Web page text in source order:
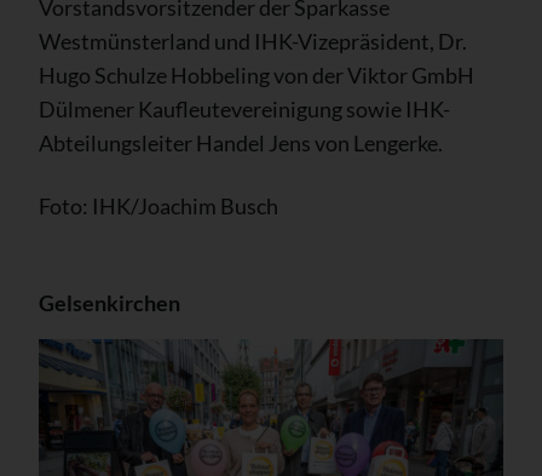
Vorstandsvorsitzender der Sparkasse
Westmünsterland und IHK-Vizepräsident, Dr.
Hugo Schulze Hobbeling von der Viktor GmbH
Dülmener Kaufleutevereinigung sowie IHK-
Abteilungsleiter Handel Jens von Lengerke.
Foto: IHK/Joachim Busch
Gelsenkirchen